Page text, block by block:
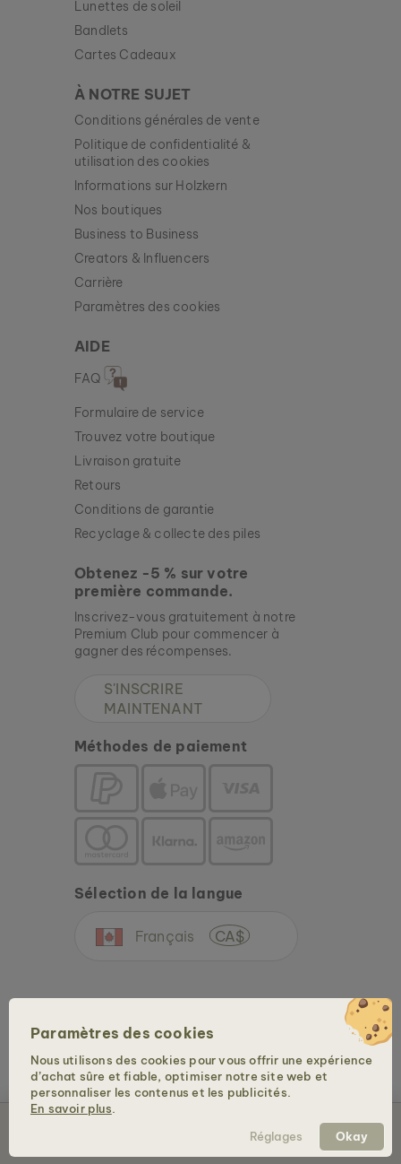
Paramètres des cookies
Nous utilisons des cookies pour vous offrir une expérience
d’achat sûre et fiable, optimiser notre site web et
personnaliser les contenus et les publicités.
En savoir plus
Réglages
Okay
Lunettes de soleil
Bandlets
Cartes Cadeaux
À NOTRE SUJET
Conditions générales de vente
Politique de confidentialité &
utilisation des cookies
Informations sur Holzkern
Nos boutiques
Business to Business
Creators & Influencers
Carrière
Paramètres des cookies
AIDE
FAQ
Formulaire de service
Trouvez votre boutique
Livraison gratuite
Retours
Conditions de garantie
Recyclage & collecte des piles
Obtenez -5 % sur votre
première commande.
Inscrivez-vous gratuitement à notre
Premium Club pour commencer à
gagner des récompenses.
S'INSCRIRE
MAINTENANT
Méthodes de paiement
Sélection de la langue
Français CA$
Copyright © 2026 Holzkern - une marque de la Time for Nature GmbH. Tous droits
réservés.